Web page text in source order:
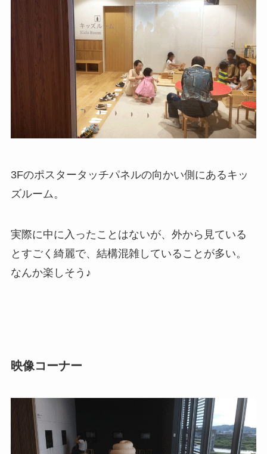
3Fのポスタータッチパネルの向かい側にあるキッ
ズルーム。
実際に中に入ったことはないが、外から見ている
とすごく綺麗で、結構混雑していることが多い。
なんか楽しそう♪
映像コーナー